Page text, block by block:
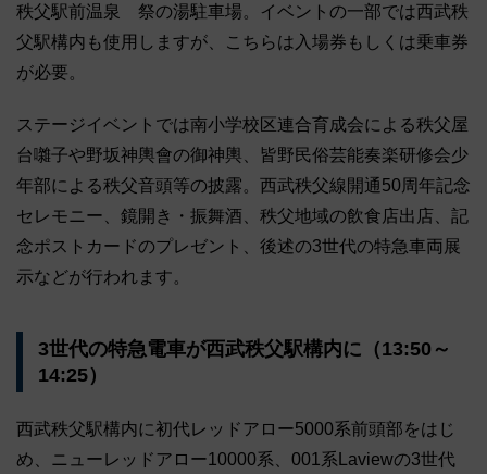
秩父駅前温泉 祭の湯駐車場。イベントの一部では西武秩
父駅構内も使用しますが、こちらは入場券もしくは乗車券
が必要。
ステージイベントでは南小学校区連合育成会による秩父屋
台囃子や野坂神輿會の御神輿、皆野民俗芸能奏楽研修会少
年部による秩父音頭等の披露。西武秩父線開通50周年記念
セレモニー、鏡開き・振舞酒、秩父地域の飲食店出店、記
念ポストカードのプレゼント、後述の3世代の特急車両展
示などが行われます。
3世代の特急電車が西武秩父駅構内に（13:50～
14:25）
西武秩父駅構内に初代レッドアロー5000系前頭部をはじ
め、ニューレッドアロー10000系、001系Laviewの3世代